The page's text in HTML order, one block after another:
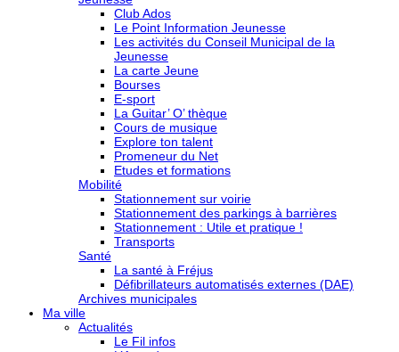
Club Ados
Le Point Information Jeunesse
Les activités du Conseil Municipal de la
Jeunesse
La carte Jeune
Bourses
E-sport
La Guitar’ O’ thèque
Cours de musique
Explore ton talent
Promeneur du Net
Etudes et formations
Mobilité
Stationnement sur voirie
Stationnement des parkings à barrières
Stationnement : Utile et pratique !
Transports
Santé
La santé à Fréjus
Défibrillateurs automatisés externes (DAE)
Archives municipales
Ma ville
Actualités
Le Fil infos